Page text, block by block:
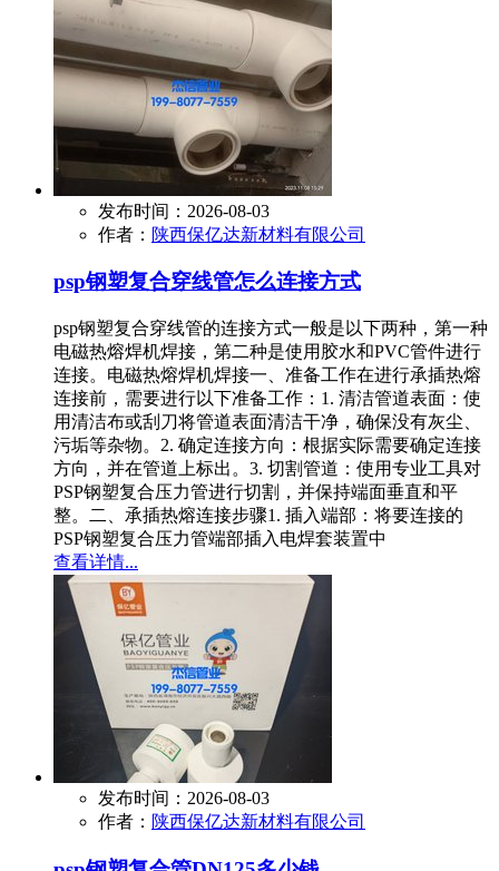
发布时间：2026-08-03
作者： 陕西保亿达新材料有限公司
psp钢塑复合穿线管怎么连接方式
psp钢塑复合穿线管的连接方式一般是以下两种，第一种
电磁热熔焊机焊接，第二种是使用胶水和PVC管件进行
连接。电磁热熔焊机焊接一、准备工作在进行承插热熔
连接前，需要进行以下准备工作：1. 清洁管道表面：使
用清洁布或刮刀将管道表面清洁干净，确保没有灰尘、
污垢等杂物。2. 确定连接方向：根据实际需要确定连接
方向，并在管道上标出。3. 切割管道：使用专业工具对
PSP钢塑复合压力管进行切割，并保持端面垂直和平
整。二、承插热熔连接步骤1. 插入端部：将要连接的
PSP钢塑复合压力管端部插入电焊套装置中
查看详情...
发布时间：2026-08-03
作者： 陕西保亿达新材料有限公司